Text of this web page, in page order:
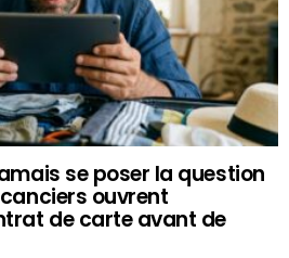
se poser la question
ouvrent
de carte avant de